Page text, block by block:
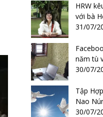
HRW
với bà
31/07/
năm tù
30/07/
Tập
Nao
30/07/